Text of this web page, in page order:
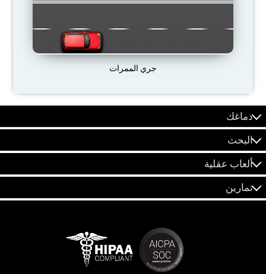
جري الممرات
دماغك
البحث
ألعاب عقلية
تمارين